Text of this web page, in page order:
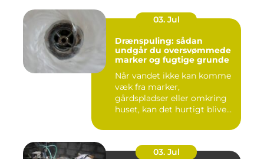
03. Jul
Drænspuling: sådan
undgår du oversvømmede
marker og fugtige grunde
Når vandet ikke kan komme
væk fra marker,
gårdspladser eller omkring
huset, kan det hurtigt blive
03. Jul